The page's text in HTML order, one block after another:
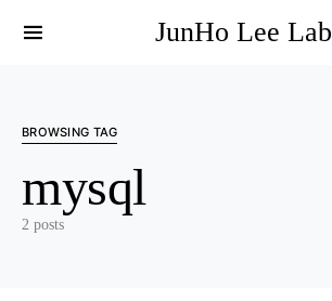
JunHo Lee Lab
BROWSING TAG
mysql
2 posts